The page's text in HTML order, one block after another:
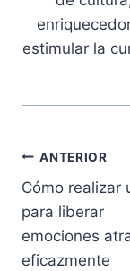
estimular la
de
entradas
ANTERIOR
Cómo realizar
para liberar
emociones
eficazmente